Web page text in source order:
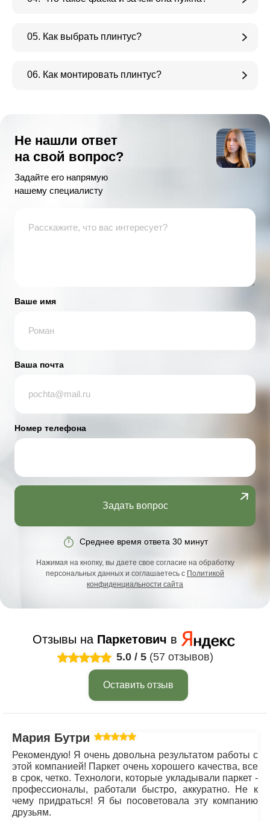
05. Как выбрать плинтус?
06. Как монтировать плинтус?
Не нашли ответ
на свой вопрос?
Задайте его напрямую
нашему специалисту
Ваше имя
Ваша почта
Номер телефона
Задать вопрос
Среднее время ответа 30 минут
Нажимая на кнопку, вы даете свое согласие на обработку
персональных данных и соглашаетесь с Политикой
конфиденциальности сайта
Отзывы на Паркетович в
5.0 / 5 (57 отзывов)
Оставить отзыв
Мария Бутрим
Рекомендую! Я очень довольна результатом работы с
этой компанией! Паркет очень хорошего качества, все
в срок, четко. Технологи, которые укладывали паркет -
профессионалы, работали быстро, аккуратно. Не к
чему придраться! Я бы посоветовала эту компанию
друзьям.